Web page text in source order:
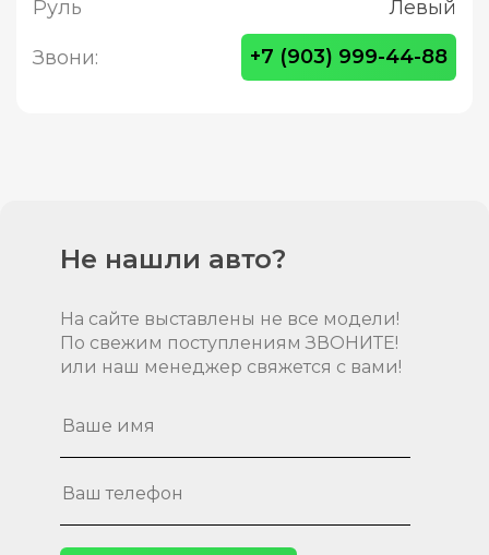
Руль
Левый
Звони: +7 (903) 999-44-88
Не нашли авто?
На сайте выставлены не все модели!
По свежим поступлениям ЗВОНИТЕ!
или наш менеджер свяжется с вами!